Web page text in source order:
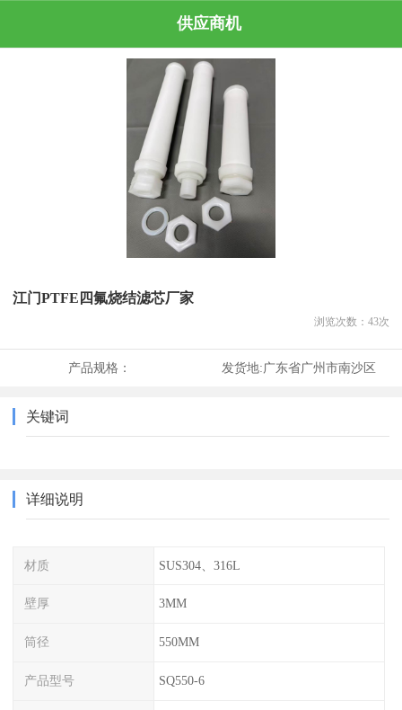
供应商机
江门PTFE四氟烧结滤芯厂家
浏览次数： 43次
产品规格： 发货地:广东省广州市南沙区
关键词
详细说明
材质 SUS304、316L
壁厚 3MM
筒径 550MM
产品型号 SQ550-6